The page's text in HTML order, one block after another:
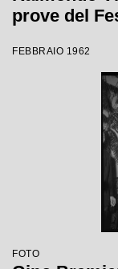
prove del
FEBBRAIO 1962
FOTO